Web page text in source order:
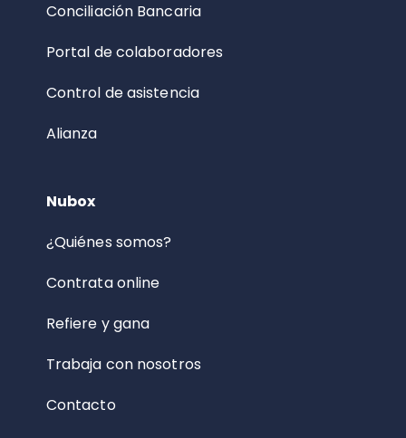
Conciliación Bancaria
Portal de colaboradores
Control de asistencia
Alianza
Nubox
¿Quiénes somos?
Contrata online
Refiere y gana
Trabaja con nosotros
Contacto